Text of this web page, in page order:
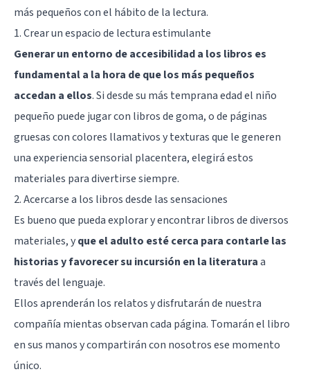
más pequeños con el hábito de la lectura.
1. Crear un espacio de lectura estimulante
Generar un entorno de accesibilidad a los libros es
fundamental a la hora de que los más pequeños
accedan a ellos. Si desde su más temprana edad el niño
pequeño puede jugar con libros de goma, o de páginas
gruesas con colores llamativos y texturas que le generen
una experiencia sensorial placentera, elegirá estos
materiales para divertirse siempre.
2. Acercarse a los libros desde las sensaciones
Es bueno que pueda explorar y encontrar libros de diversos
materiales, yque el adulto esté cerca para contarle las
historias y favorecer su incursión en la literaturaa
través del lenguaje.
Ellos aprenderán los relatos y disfrutarán de nuestra
compañía mientas observan cada página. Tomarán el libro
en sus manos y compartirán con nosotros ese momento
único.